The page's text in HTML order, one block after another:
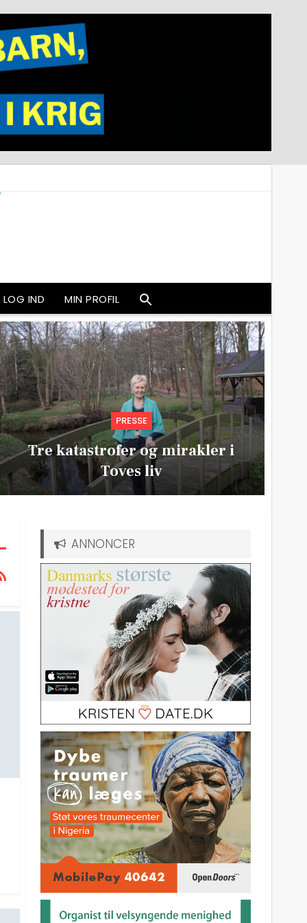
LOG IND MIN PROFIL
PRESSE
Tre katastrofer og mirakler i
Toves liv
ANNONCER